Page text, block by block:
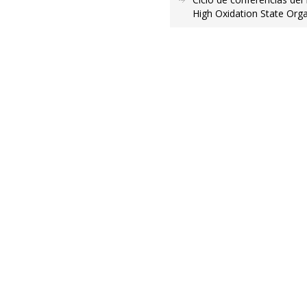
High Oxidation State